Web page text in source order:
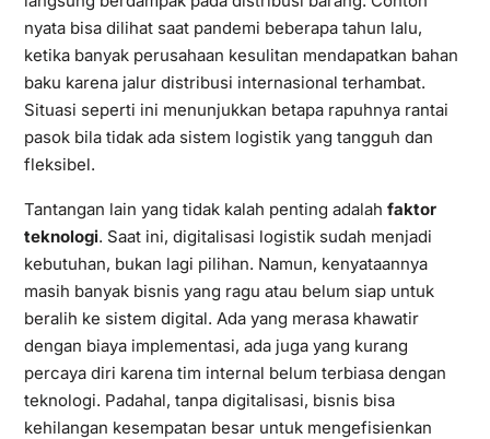
nyata bisa dilihat saat pandemi beberapa tahun lalu,
ketika banyak perusahaan kesulitan mendapatkan bahan
baku karena jalur distribusi internasional terhambat.
Situasi seperti ini menunjukkan betapa rapuhnya rantai
pasok bila tidak ada sistem logistik yang tangguh dan
fleksibel.
Tantangan lain yang tidak kalah penting adalah faktor
teknologi. Saat ini, digitalisasi logistik sudah menjadi
kebutuhan, bukan lagi pilihan. Namun, kenyataannya
masih banyak bisnis yang ragu atau belum siap untuk
beralih ke sistem digital. Ada yang merasa khawatir
dengan biaya implementasi, ada juga yang kurang
percaya diri karena tim internal belum terbiasa dengan
teknologi. Padahal, tanpa digitalisasi, bisnis bisa
kehilangan kesempatan besar untuk mengefisienkan